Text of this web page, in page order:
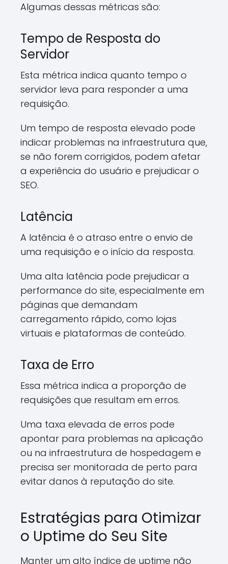
Algumas dessas métricas são:
Tempo de Resposta do
Servidor
Esta métrica indica quanto tempo o
servidor leva para responder a uma
requisição.
Um tempo de resposta elevado pode
indicar problemas na infraestrutura que,
se não forem corrigidos, podem afetar
a experiência do usuário e prejudicar o
SEO.
Latência
A latência é o atraso entre o envio de
uma requisição e o início da resposta.
Uma alta latência pode prejudicar a
performance do site, especialmente em
páginas que demandam
carregamento rápido, como lojas
virtuais e plataformas de conteúdo.
Taxa de Erro
Essa métrica indica a proporção de
requisições que resultam em erros.
Uma taxa elevada de erros pode
apontar para problemas na aplicação
ou na infraestrutura de hospedagem e
precisa ser monitorada de perto para
evitar danos à reputação do site.
Estratégias para Otimizar
o Uptime do Seu Site
Manter um alto índice de uptime não